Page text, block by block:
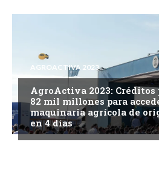
AGROACTIVA 2023
AgroActiva 2023: Créditos
82 mil millones para
maquinaria agrícola de
en 4 días